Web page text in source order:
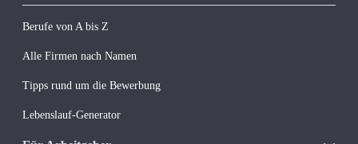
Berufe von A bis Z
Alle Firmen nach Namen
Tipps rund um die Bewerbung
Lebenslauf-Generator